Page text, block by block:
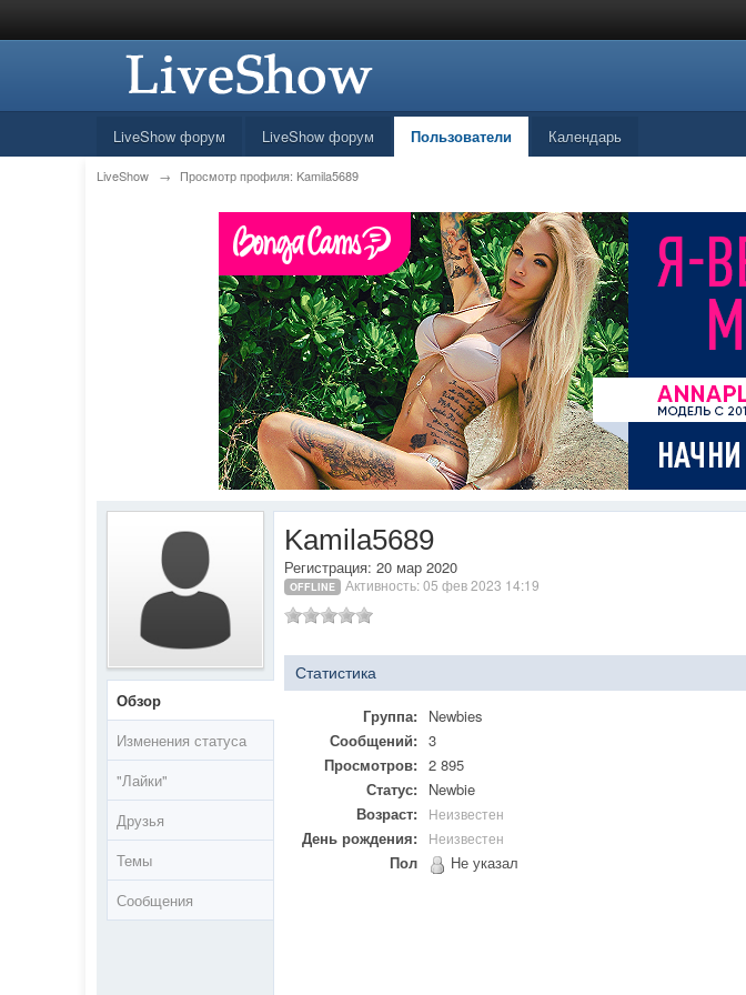
LiveShow форум LiveShow форум Пользователи Календарь
LiveShow → Просмотр профиля: Kamila5689
Обзор
Изменения статуса
"Лайки"
Друзья
Темы
Сообщения
Kamila5689
Регистрация: 20 мар 2020
OFFLINE
Активность: 05 фев 2023 14:19
Статистика
Группа: Newbies
Сообщений: 3
Просмотров: 2 895
Статус: Newbie
Возраст:
Неизвестен
День рождения: Неизвестен
Пол Не указал